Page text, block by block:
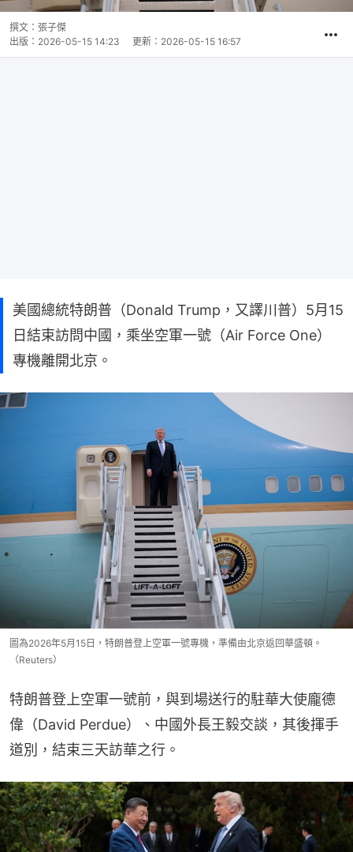
撰文： 張子傑
出版： 2026-05-15 14:23 更新： 2026-05-15 16:57
美國總統特朗普（Donald Trump，又譯川普）5月15
日結束訪問中國，乘坐空軍一號（Air Force One）
專機離開北京。
圖為2026年5月15日，特朗普登上空軍一號專機，準備由北京返回華盛頓。
（Reuters）
特朗普登上空軍一號前，與到場送行的駐華大使龐德
偉（David Perdue）、中國外長王毅交談，其後揮手
道別，結束三天訪華之行。